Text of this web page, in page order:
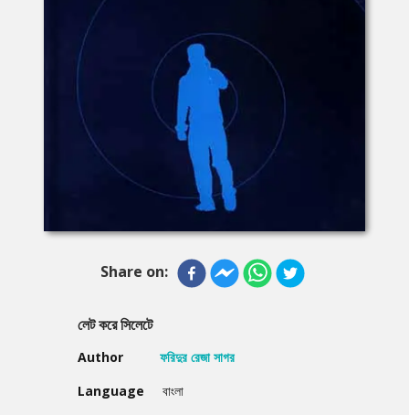
Share on:
লেট করে সিলেটে
Author
ফরিদুর রেজা সাগর
Language
বাংলা